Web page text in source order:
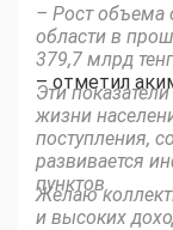
– Рост
области в
379,7 млрд
– отметил
Эти
жизни
поступления,
развивается
пунктов.
Желаю
и высоких